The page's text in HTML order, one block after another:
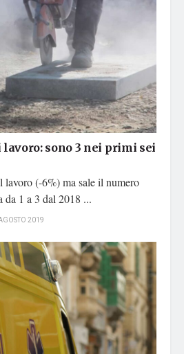
sono 3 nei primi sei
(-6%) ma sale il numero
da 1 a 3 dal 2018 ...
2019